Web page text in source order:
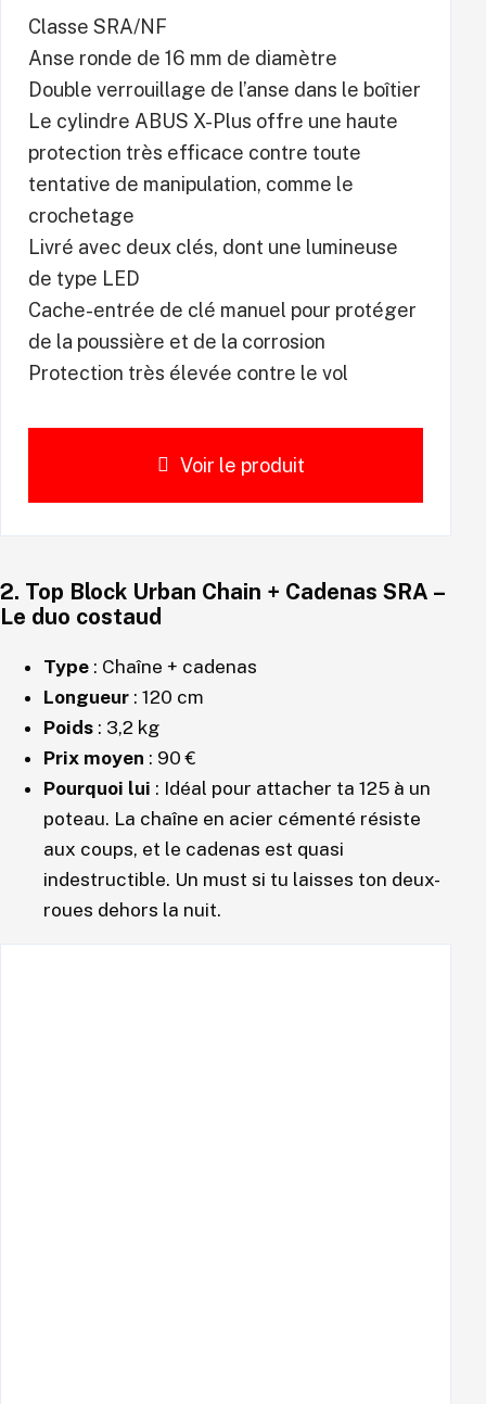
Classe SRA/NF
Anse ronde de 16 mm de diamètre
Double verrouillage de l’anse dans le boîtier
Le cylindre ABUS X-Plus offre une haute
protection très efficace contre toute
tentative de manipulation, comme le
crochetage
Livré avec deux clés, dont une lumineuse
de type LED
Cache-entrée de clé manuel pour protéger
de la poussière et de la corrosion
Protection très élevée contre le vol
Voir le produit
2. Top Block Urban Chain + Cadenas SRA –
Le duo costaud
Type : Chaîne + cadenas
Longueur : 120 cm
Poids : 3,2 kg
Prix moyen : 90 €
Pourquoi lui : Idéal pour attacher ta 125 à un
poteau. La chaîne en acier cémenté résiste
aux coups, et le cadenas est quasi
indestructible. Un must si tu laisses ton deux-
roues dehors la nuit.